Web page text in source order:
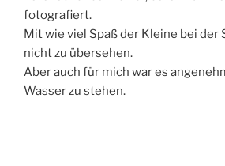
fotografiert.
Mit wie viel Spaß der Kleine bei der
nicht zu übersehen.
Aber auch für mich war es
Wasser zu stehen.